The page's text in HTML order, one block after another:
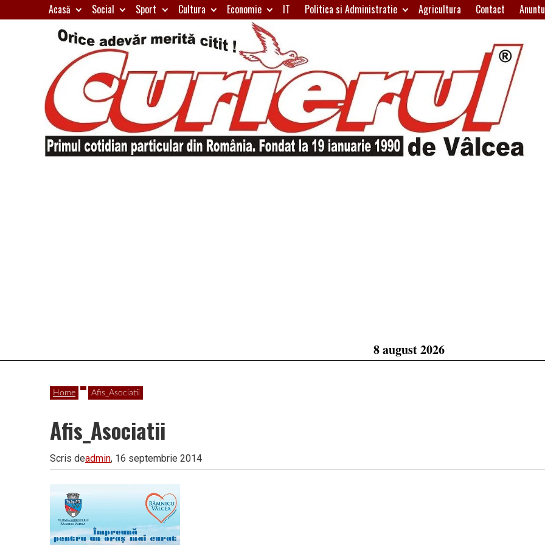
to
Acasă Social Sport Cultura Economie IT Politica si Administratie Agricultura Contact
8 august 2026
Home Afis_Asociatii
Afis_Asociatii
Scris deadmin, 16 septembrie 2014